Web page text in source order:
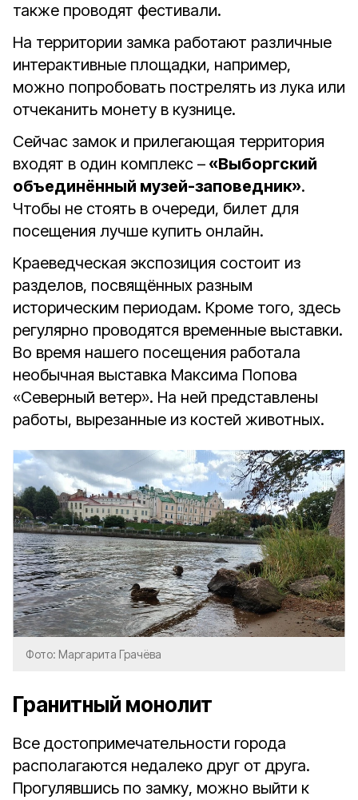
также проводят фестивали.
На территории замка работают различные
интерактивные площадки, например,
можно попробовать пострелять из лука или
отчеканить монету в кузнице.
Сейчас замок и прилегающая территория
входят в один комплекс – «Выборгский
объединённый музей-заповедник».
Чтобы не стоять в очереди, билет для
посещения лучше купить онлайн.
Краеведческая экспозиция состоит из
разделов, посвящённых разным
историческим периодам. Кроме того, здесь
регулярно проводятся временные выставки.
Во время нашего посещения работала
необычная выставка Максима Попова
«Северный ветер». На ней представлены
работы, вырезанные из костей животных.
Фото: Маргарита Грачёва
Гранитный монолит
Все достопримечательности города
располагаются недалеко друг от друга.
Прогулявшись по замку, можно выйти к